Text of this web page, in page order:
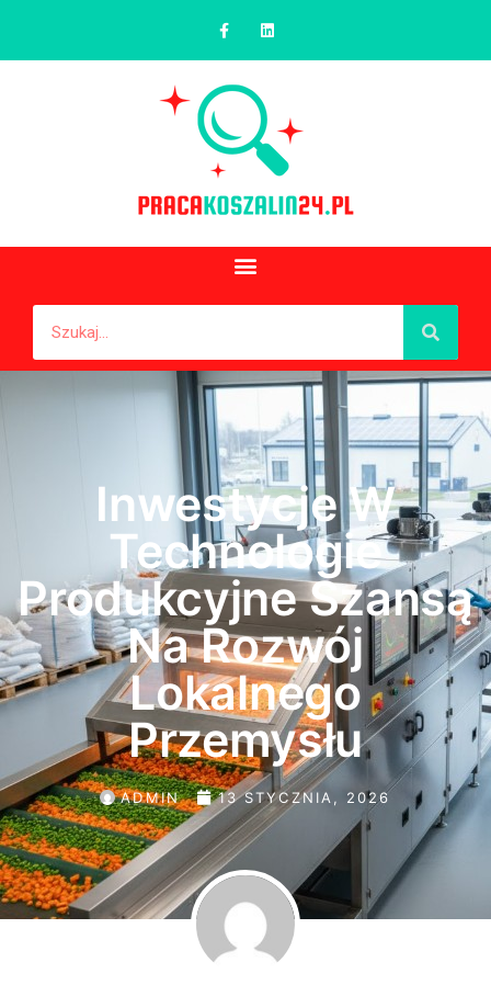
Inwestycje W
Technologie
Produkcyjne Szansą
Na Rozwój
Lokalnego
Przemysłu
ADMIN 13 STYCZNIA, 2026